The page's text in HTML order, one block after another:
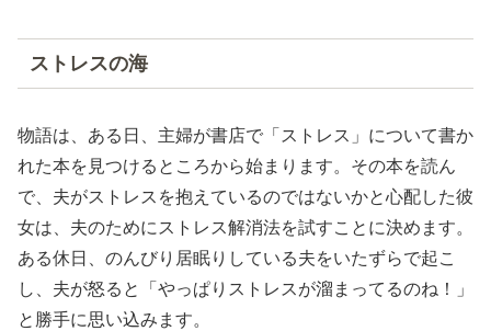
ストレスの海
物語は、ある日、主婦が書店で「ストレス」について書か
れた本を見つけるところから始まります。その本を読ん
で、夫がストレスを抱えているのではないかと心配した彼
女は、夫のためにストレス解消法を試すことに決めます。
ある休日、のんびり居眠りしている夫をいたずらで起こ
し、夫が怒ると「やっぱりストレスが溜まってるのね！」
と勝手に思い込みます。